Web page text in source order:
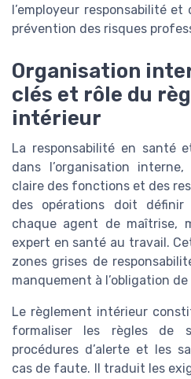
l’employeur responsabilité
prévention des risques
Organisation
clés et rôle du
intérieur
La responsabilité en santé
dans l’organisation
claire des fonctions et des
des opérations doit
chaque agent de maîtrise,
expert en santé au travail.
zones grises de
manquement à l’obligation
Le règlement intérieur
formaliser les règles de
procédures d’alerte et les
cas de faute. Il traduit les